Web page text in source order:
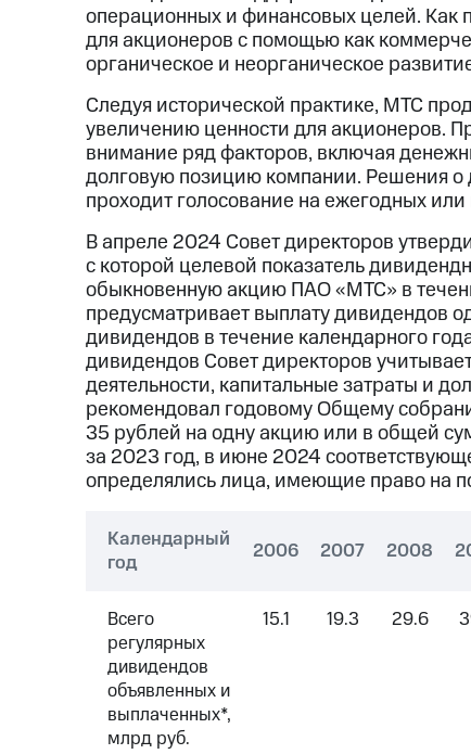
операционных и финансовых целей. Как
для акционеров с помощью как
органическое и неорганическое
Следуя исторической практике, МТС
увеличению ценности для акционеров.
внимание ряд факторов, включая
долговую позицию компании. Решения о
проходит голосование на ежегодных
В апреле 2024 Совет директоров
с которой целевой показатель
обыкновенную акцию ПАО «МТС» в
предусматривает выплату дивидендов
дивидендов в течение календарного
дивидендов Совет директоров
деятельности, капитальные затраты и
рекомендовал годовому Общему
35 рублей на одну акцию или в общей
за 2023 год, в июне 2024
определялись лица, имеющие право на
Календарный
год
2006 2007 2008
Всего
регулярных
дивидендов
объявленных и
выплаченных*,
млрд руб.
15.1 19.3 29.6